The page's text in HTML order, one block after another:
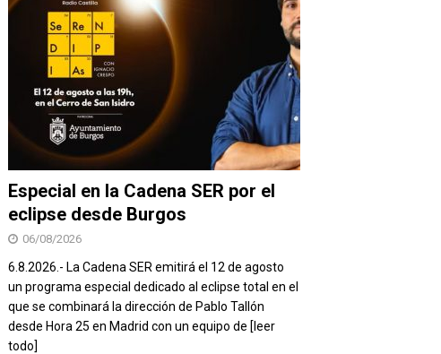
Especial en la Cadena SER por el
eclipse desde Burgos
06/08/2026
6.8.2026.- La Cadena SER emitirá el 12 de agosto
un programa especial dedicado al eclipse total en el
que se combinará la dirección de Pablo Tallón
desde Hora 25 en Madrid con un equipo de [leer
todo]